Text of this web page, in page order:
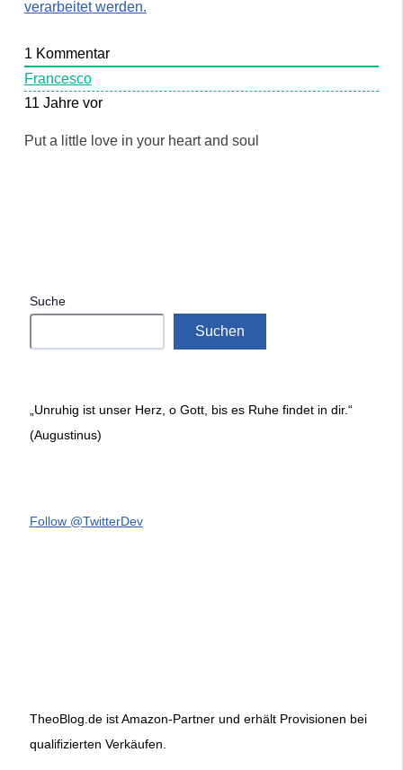
verarbeitet werden.
1 Kommentar
Francesco
11 Jahre vor
Put a little love in your heart and soul
Suche
Suchen
„Unruhig ist unser Herz, o Gott, bis es Ruhe findet in dir.“
(Augustinus)
Follow @TwitterDev
TheoBlog.de ist Amazon-Partner und erhält Provisionen bei
qualifizierten Verkäufen.